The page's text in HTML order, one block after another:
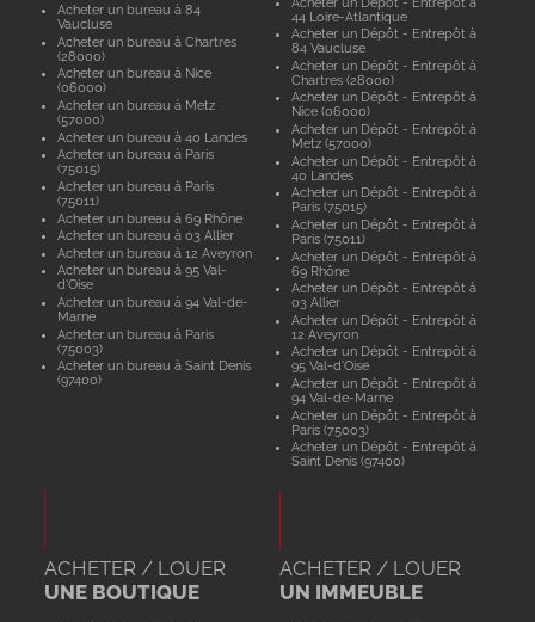
Acheter un bureau à 84
Vaucluse
Acheter un bureau à Chartres
(28000)
Acheter un bureau à Nice
(06000)
Acheter un bureau à Metz
(57000)
Acheter un bureau à 40 Landes
Acheter un bureau à Paris
(75015)
Acheter un bureau à Paris
(75011)
Acheter un bureau à 69 Rhône
Acheter un bureau à 03 Allier
Acheter un bureau à 12 Aveyron
Acheter un bureau à 95 Val-
d'Oise
Acheter un bureau à 94 Val-de-
Marne
Acheter un bureau à Paris
(75003)
Acheter un bureau à Saint Denis
(97400)
44 Loire-Atlantique
Acheter un Dépôt - Entrepôt à
84 Vaucluse
Acheter un Dépôt - Entrepôt à
Chartres (28000)
Acheter un Dépôt - Entrepôt à
Nice (06000)
Acheter un Dépôt - Entrepôt à
Metz (57000)
Acheter un Dépôt - Entrepôt à
40 Landes
Acheter un Dépôt - Entrepôt à
Paris (75015)
Acheter un Dépôt - Entrepôt à
Paris (75011)
Acheter un Dépôt - Entrepôt à
69 Rhône
Acheter un Dépôt - Entrepôt à
03 Allier
Acheter un Dépôt - Entrepôt à
12 Aveyron
Acheter un Dépôt - Entrepôt à
95 Val-d'Oise
Acheter un Dépôt - Entrepôt à
94 Val-de-Marne
Acheter un Dépôt - Entrepôt à
Paris (75003)
Acheter un Dépôt - Entrepôt à
Saint Denis (97400)
ACHETER / LOUER
UNE BOUTIQUE
ACHETER / LOUER
UN IMMEUBLE